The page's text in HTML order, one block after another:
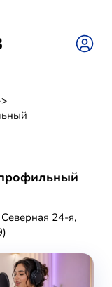
24-я,